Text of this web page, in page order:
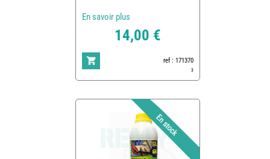
En savoir plus
14,00 €
ref : 171370
3